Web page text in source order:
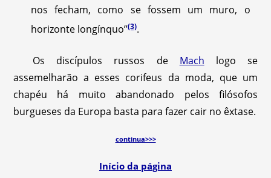
nos fecham, como se fossem um muro, o
horizonte longínquo”(3).
Os discípulos russos de Mach logo se
assemelharão a esses corifeus da moda, que um
chapéu há muito abandonado pelos filósofos
burgueses da Europa basta para fazer cair no êxtase.
continua>>>
Início da página